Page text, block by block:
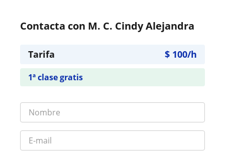
Contacta con M. C. Cindy Alejandra
Tarifa $ 100/h
1ª clase gratis